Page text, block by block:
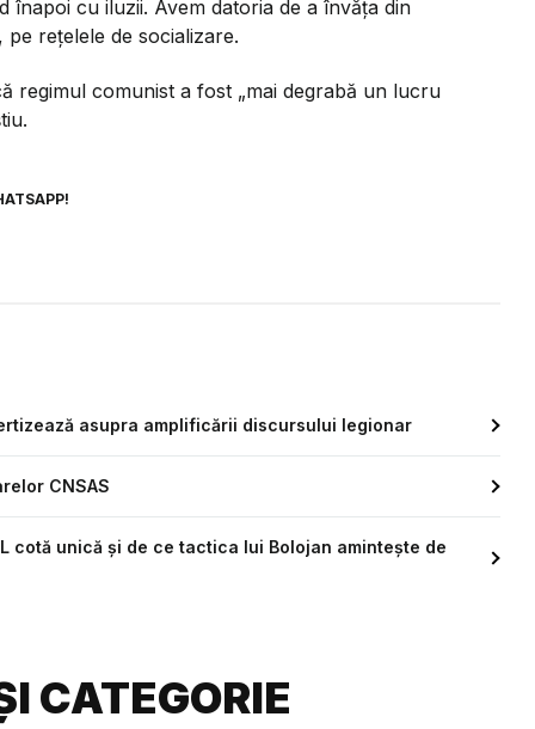
cu iluzii. Avem datoria de a învăța din
rețelele de socializare.
regimul comunist a fost „mai degrabă un lucru
asupra amplificării discursului legionar
CNSAS
cotă unică și de ce tactica lui Bolojan amintește de
CATEGORIE